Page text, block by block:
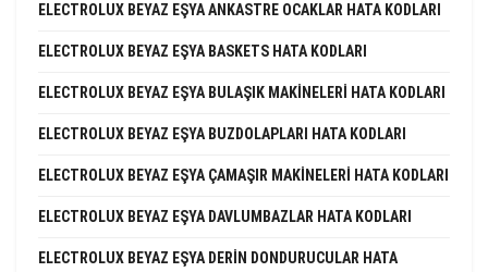
ELECTROLUX BEYAZ EŞYA ANKASTRE OCAKLAR HATA KODLARI
ELECTROLUX BEYAZ EŞYA BASKETS HATA KODLARI
ELECTROLUX BEYAZ EŞYA BULAŞIK MAKINELERI HATA KODLARI
ELECTROLUX BEYAZ EŞYA BUZDOLAPLARI HATA KODLARI
ELECTROLUX BEYAZ EŞYA ÇAMAŞIR MAKINELERI HATA KODLARI
ELECTROLUX BEYAZ EŞYA DAVLUMBAZLAR HATA KODLARI
ELECTROLUX BEYAZ EŞYA DERIN DONDURUCULAR HATA